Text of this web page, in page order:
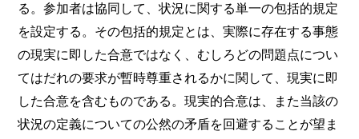
る。参加者は協同して、状況に関する単一の包括的規定
を設定する。その包括的規定とは、実際に存在する事態
の現実に即した合意ではなく、むしろどの問題点につい
てはだれの要求が暫時尊重されるかに関して、現実に即
した合意を含むものである。現実的合意は、また当該の
状況の定義についての公然の矛盾を回避することが望ま